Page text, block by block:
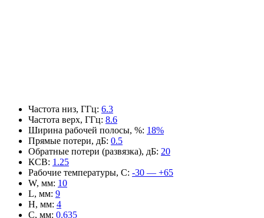
Частота низ, ГГц: 6.3
Частота верх, ГГц: 8.6
Ширина рабочей полосы, %: 18%
Прямые потери, дБ: 0.5
Обратные потери (развязка), дБ: 20
КСВ: 1.25
Рабочие температуры, С: -30 — +65
W, мм: 10
L, мм: 9
H, мм: 4
C, мм: 0.635